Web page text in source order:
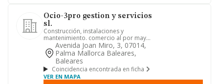
Ocio-3pro gestion y servicios
sl.
Construcción, instalaciones y
mantenimiento. comercio al por mayor
y al por menor. distribución com...
Avenida Joan Miro, 3, 07014,
Palma Mallorca Baleares,
Baleares
Coincidencia encontrada en ficha
VER EN MAPA